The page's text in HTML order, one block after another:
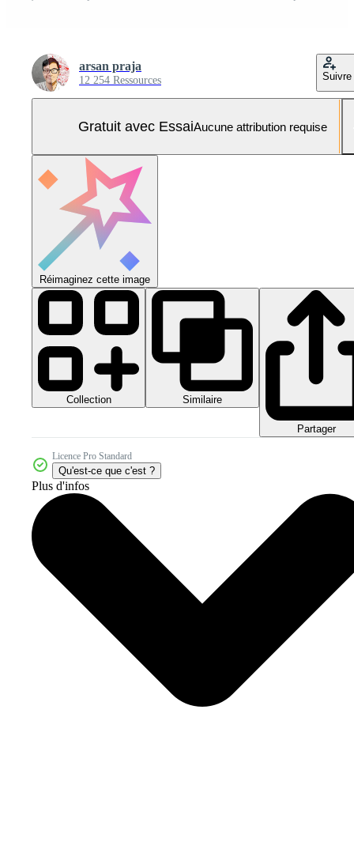
arsan praja
12 254 Ressources Suivre
Gratuit avec EssaiAucune attribution requise
Réimaginez cette image
Collection Similaire
Partager
Licence Pro Standard
Qu'est-ce que c'est ?
Plus d'infos